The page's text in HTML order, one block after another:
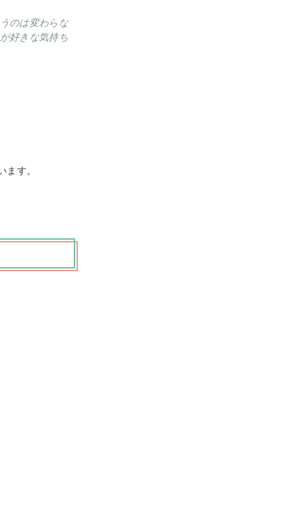
のは変わらな
好きな気持ち
す。